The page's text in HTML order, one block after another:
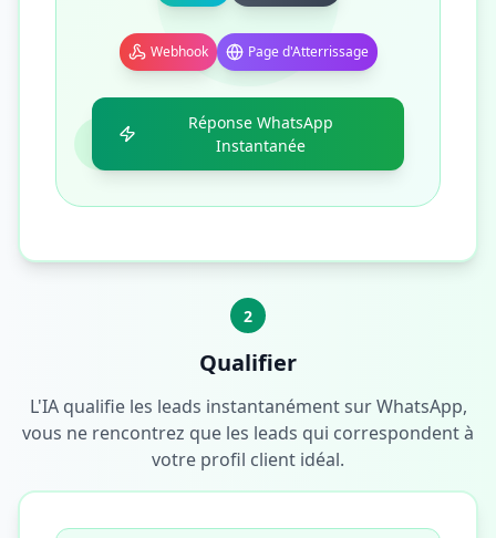
Webhook Page d'Atterrissage
Réponse WhatsApp
Instantanée
2
Qualifier
L'IA qualifie les leads instantanément sur WhatsApp,
vous ne rencontrez que les leads qui correspondent à
votre profil client idéal.